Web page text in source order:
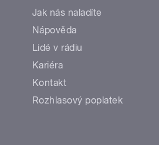
Jak nás naladíte
Nápověda
Lidé v rádiu
Kariéra
Kontakt
Rozhlasový poplatek